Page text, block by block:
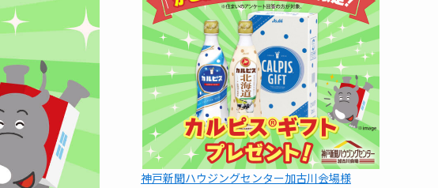
神戸新聞ハウジングセンター加古川会場様